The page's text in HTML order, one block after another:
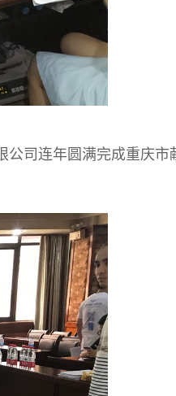
司连年圆满完成重庆市